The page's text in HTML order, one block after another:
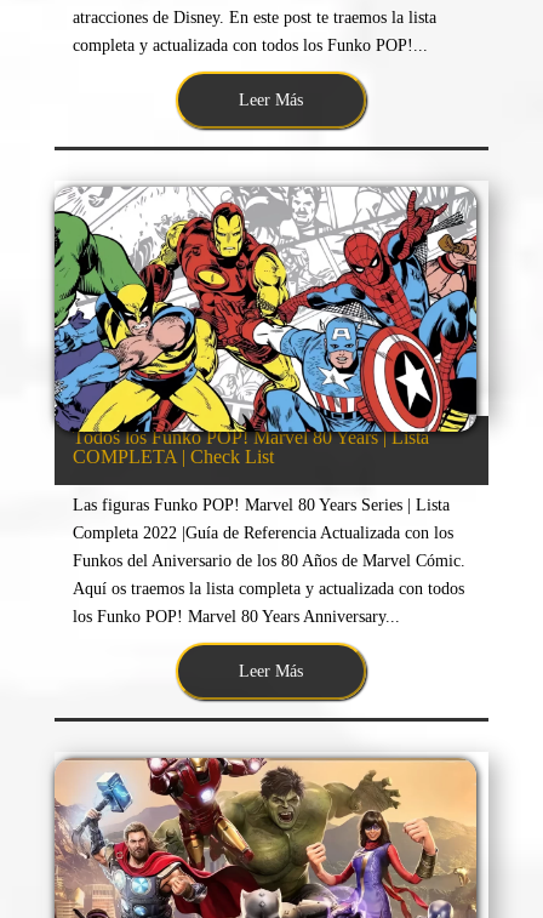
atracciones de Disney. En este post te traemos la lista
completa y actualizada con todos los Funko POP!...
Leer Más
Todos los Funko POP! Marvel 80 Years | Lista
COMPLETA | Check List
Las figuras Funko POP! Marvel 80 Years Series | Lista
Completa 2022 |Guía de Referencia Actualizada con los
Funkos del Aniversario de los 80 Años de Marvel Cómic.
Aquí os traemos la lista completa y actualizada con todos
los Funko POP! Marvel 80 Years Anniversary...
Leer Más